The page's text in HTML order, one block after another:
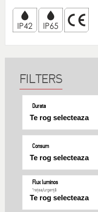
Durata
Consum
Flux luminos
*rețea/urgență